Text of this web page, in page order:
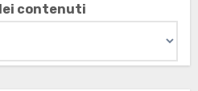
contenuti